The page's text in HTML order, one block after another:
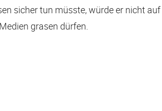
sicher tun müsste, würde er nicht
grasen dürfen.